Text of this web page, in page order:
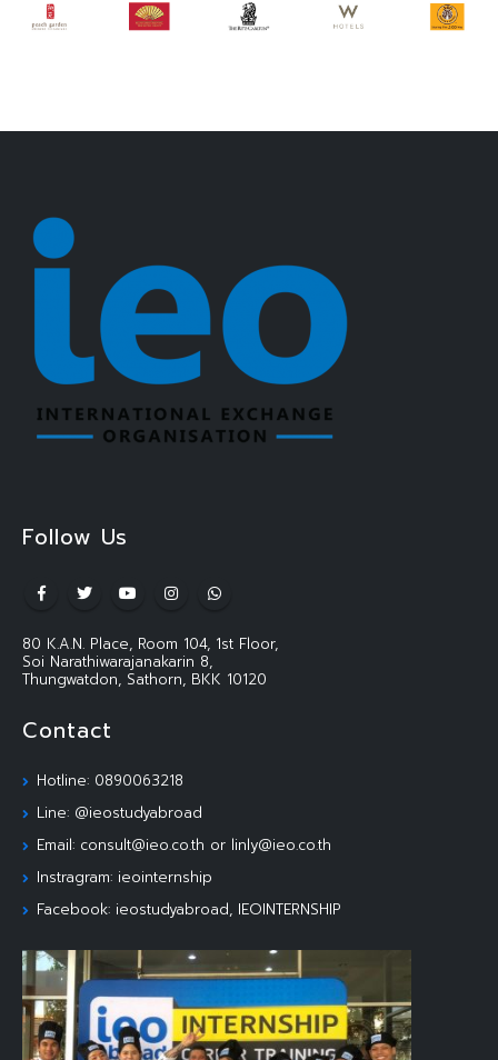
Follow Us
80 K.A.N. Place, Room 104, 1st Floor,
Soi Narathiwarajanakarin 8,
Thungwatdon, Sathorn, BKK 10120
Contact
Hotline: 0890063218
Line: @ieostudyabroad
Email: consult@ieo.co.th or linly@ieo.co.th
Instragram: ieointernship
Facebook: ieostudyabroad, IEOINTERNSHIP